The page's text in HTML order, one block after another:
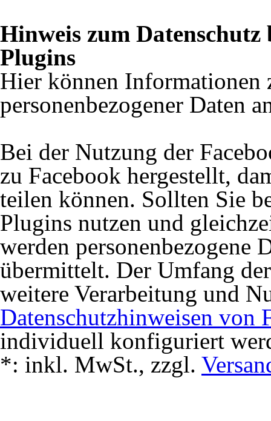
Hinweis zum
Plugins
Hier können
personenbezogener Daten
Bei der Nutzung der
zu Facebook hergestellt,
teilen können. Sollten Sie
Plugins nutzen und
werden personenbezogene
übermittelt. Der Umfang
weitere Verarbeitung und
Datenschutzhinweisen von
individuell konfiguriert
*: inkl. MwSt., zzgl.